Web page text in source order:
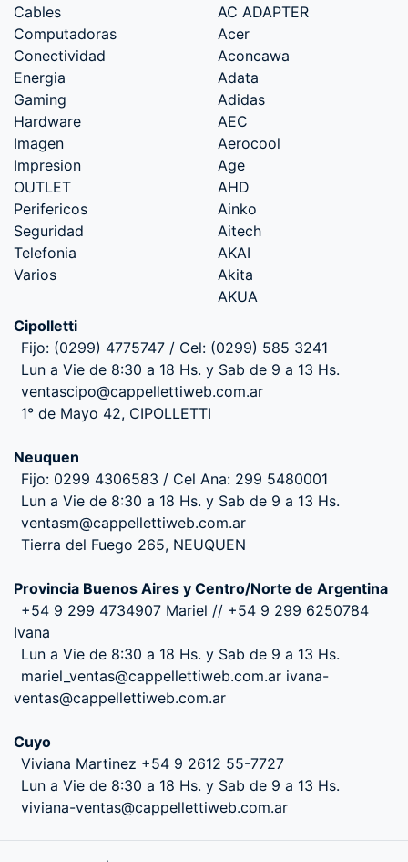
Cables
Computadoras
Conectividad
Energia
Gaming
Hardware
Imagen
Impresion
OUTLET
Perifericos
Seguridad
Telefonia
Varios
AC ADAPTER
Acer
Aconcawa
Adata
Adidas
AEC
Aerocool
Age
AHD
Ainko
Aitech
AKAI
Akita
AKUA
Cipolletti
Fijo: (0299) 4775747 / Cel: (0299) 585 3241
Lun a Vie de 8:30 a 18 Hs. y Sab de 9 a 13 Hs.
ventascipo@cappellettiweb.com.ar
1° de Mayo 42, CIPOLLETTI
Neuquen
Fijo: 0299 4306583 / Cel Ana: 299 5480001
Lun a Vie de 8:30 a 18 Hs. y Sab de 9 a 13 Hs.
ventasm@cappellettiweb.com.ar
Tierra del Fuego 265, NEUQUEN
Provincia Buenos Aires y Centro/Norte de Argentina
+54 9 299 4734907 Mariel // +54 9 299 6250784
Ivana
Lun a Vie de 8:30 a 18 Hs. y Sab de 9 a 13 Hs.
mariel_ventas@cappellettiweb.com.ar ivana-
ventas@cappellettiweb.com.ar
Cuyo
Viviana Martinez +54 9 2612 55-7727
Lun a Vie de 8:30 a 18 Hs. y Sab de 9 a 13 Hs.
viviana-ventas@cappellettiweb.com.ar